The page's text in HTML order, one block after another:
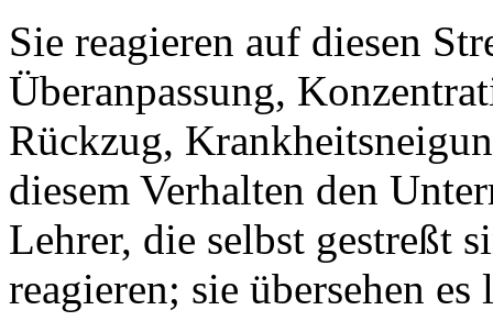
Sie reagieren auf diesen
Überanpassung,
Rückzug,
diesem Verhalten den
Lehrer, die selbst gestreßt
reagieren; sie übersehen es